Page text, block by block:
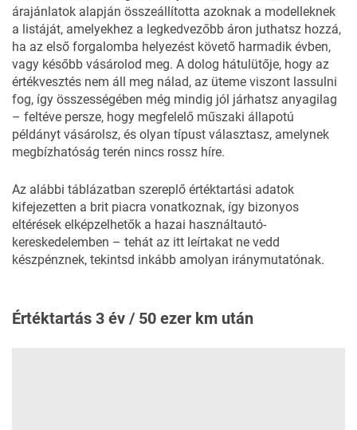
árajánlatok alapján összeállította azoknak a modelleknek
a listáját, amelyekhez a legkedvezőbb áron juthatsz hozzá,
ha az első forgalomba helyezést követő harmadik évben,
vagy később vásárolod meg. A dolog hátulütője, hogy az
értékvesztés nem áll meg nálad, az üteme viszont lassulni
fog, így összességében még mindig jól járhatsz anyagilag
– feltéve persze, hogy megfelelő műszaki állapotú
példányt vásárolsz, és olyan típust választasz, amelynek
megbízhatóság terén nincs rossz híre.
Az alábbi táblázatban szereplő értéktartási adatok
kifejezetten a brit piacra vonatkoznak, így bizonyos
eltérések elképzelhetők a hazai használtautó-
kereskedelemben – tehát az itt leírtakat ne vedd
készpénznek, tekintsd inkább amolyan iránymutatónak.
Értéktartás 3 év / 50 ezer km után